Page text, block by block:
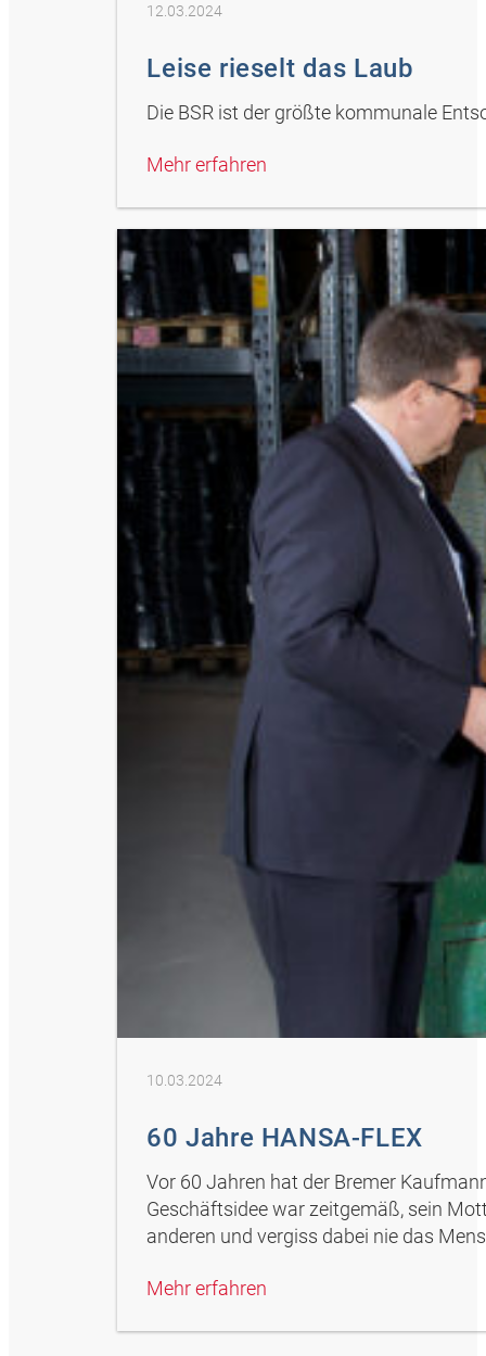
12.03.2024
Leise rieselt das Laub
Die BSR ist der größte kommunale
Mehr erfahren
10.03.2024
60 Jahre HANSA-FLEX
Vor 60 Jahren hat der Bremer
Geschäftsidee war zeitgemäß, sein
anderen und vergiss dabei nie das
Mehr erfahren